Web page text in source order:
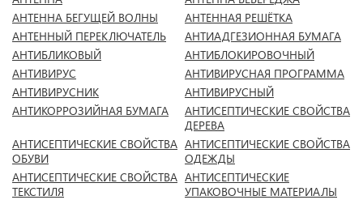
АНТЕННА БЕГУЩЕЙ ВОЛНЫ
АНТЕННАЯ РЕШЁТКА
АНТЕННЫЙ ПЕРЕКЛЮЧАТЕЛЬ
АНТИАДГЕЗИОННАЯ БУМАГА
АНТИБЛИКОВЫЙ
АНТИБЛОКИРОВОЧНЫЙ
АНТИВИРУС
АНТИВИРУСНАЯ ПРОГРАММА
АНТИВИРУСНИК
АНТИВИРУСНЫЙ
АНТИКОРРОЗИЙНАЯ БУМАГА
АНТИСЕПТИЧЕСКИЕ СВОЙСТВА
ДЕРЕВА
АНТИСЕПТИЧЕСКИЕ СВОЙСТВА
ОБУВИ
АНТИСЕПТИЧЕСКИЕ СВОЙСТВА
ОДЕЖДЫ
АНТИСЕПТИЧЕСКИЕ СВОЙСТВА
ТЕКСТИЛЯ
АНТИСЕПТИЧЕСКИЕ
УПАКОВОЧНЫЕ МАТЕРИАЛЫ